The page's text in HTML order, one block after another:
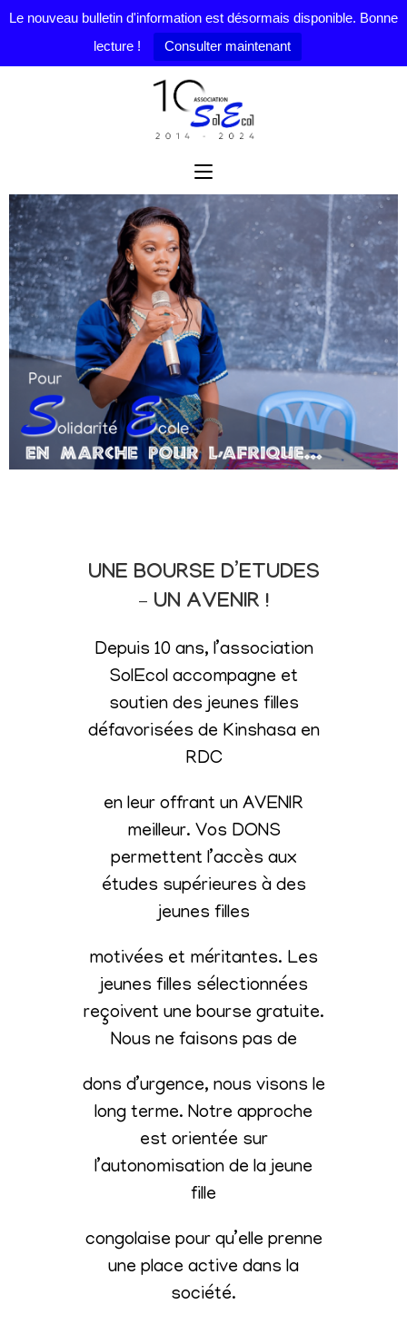
Le nouveau bulletin d'information est désormais disponible. Bonne
lecture !
Consulter maintenant
UNE BOURSE D’ETUDES
– UN AVENIR !
Depuis 10 ans, l’association
SolEcol accompagne et
soutien des jeunes filles
défavorisées de Kinshasa en
RDC
en leur offrant un AVENIR
meilleur. Vos DONS
permettent l’accès aux
études supérieures à des
jeunes filles
motivées et méritantes. Les
jeunes filles sélectionnées
reçoivent une bourse gratuite.
Nous ne faisons pas de
dons d’urgence, nous visons le
long terme. Notre approche
est orientée sur
l’autonomisation de la jeune
fille
congolaise pour qu’elle prenne
une place active dans la
société.